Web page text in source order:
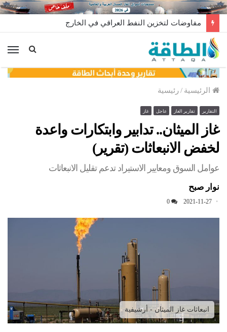
الرئيسية /رئيسية
التقارير تقارير الغاز عاجل غاز
غاز الميثان.. تدابير وابتكارات واعدة
لخفض الانبعاثات (تقرير)
عوامل السوق ومعايير الاستيراد تدعم تقليل الانبعاثات
نوار صبح
2021-11-27
0
انبعاثات غاز الميثان - أرشيفية